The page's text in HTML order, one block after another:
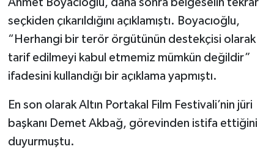
Ahmet Boyacıoğlu, daha sonra belgeselin tekrar
seçkiden çıkarıldığını açıklamıştı. Boyacıoğlu,
“Herhangi bir terör örgütünün destekçisi olarak
tarif edilmeyi kabul etmemiz mümkün değildir”
ifadesini kullandığı bir açıklama yapmıştı.
En son olarak Altın Portakal Film Festivali’nin jüri
başkanı Demet Akbağ, görevinden istifa ettiğini
duyurmuştu.